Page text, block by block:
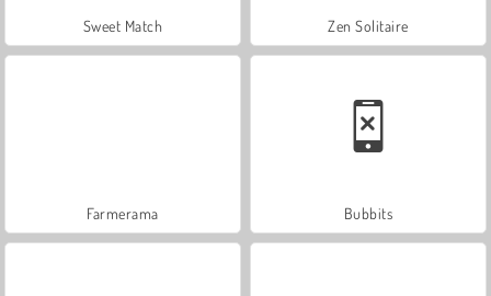
Sweet Match Zen Solitaire
Farmerama Bubbits